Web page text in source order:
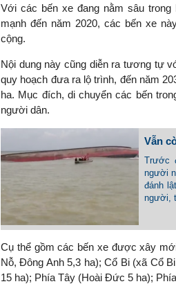
Với các bến xe đang nằm sâu
mạnh đến năm 2020, các bến xe
cộng.
Nội dung này cũng diễn ra tương tự
quy hoạch đưa ra lộ trình, đến năm
ha. Mục đích, di chuyển các bến
người dân.
Vẫn
Trước
người
đánh
người,
Cụ thể gồm các bến xe được xây
Nỗ, Đông Anh 5,3 ha); Cổ Bi (xã Cổ
15 ha); Phía Tây (Hoài Đức 5 ha);
đang được
đầu tư cho
nghệ; ban
khởi